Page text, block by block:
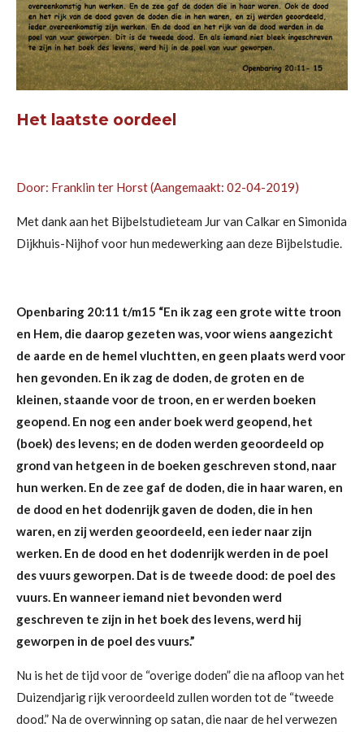
Het laatste oordeel
Door: Franklin ter Horst (Aangemaakt: 02-04-2019)
Met dank aan het Bijbelstudieteam Jur van Calkar en Simonida
Dijkhuis-Nijhof voor hun medewerking aan deze Bijbelstudie.
Openbaring 20:11 t/m15 “En ik zag een grote witte troon
en Hem, die daarop gezeten was, voor wiens aangezicht
de aarde en de hemel vluchtten, en geen plaats werd voor
hen gevonden. En ik zag de doden, de groten en de
kleinen, staande voor de troon, en er werden boeken
geopend. En nog een ander boek werd geopend, het
(boek) des levens; en de doden werden geoordeeld op
grond van hetgeen in de boeken geschreven stond, naar
hun werken. En de zee gaf de doden, die in haar waren, en
de dood en het dodenrijk gaven de doden, die in hen
waren, en zij werden geoordeeld, een ieder naar zijn
werken. En de dood en het dodenrijk werden in de poel
des vuurs geworpen. Dat is de tweede dood: de poel des
vuurs. En wanneer iemand niet bevonden werd
geschreven te zijn in het boek des levens, werd hij
geworpen in de poel des vuurs.”
Nu is het de tijd voor de “overige doden” die na afloop van het
Duizendjarig rijk veroordeeld zullen worden tot de “tweede
dood.” Na de overwinning op satan, die naar de hel verwezen